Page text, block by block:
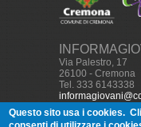
Via Palestro, 17
26100 - Cremona
Tel. 333 6143338
Questo sito usa i cookies.